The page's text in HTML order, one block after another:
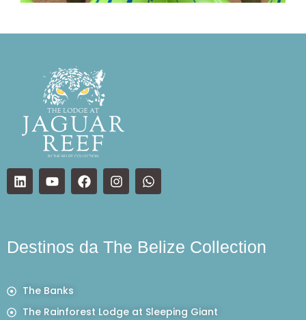
Destinos da The Belize Collection
The Banks
The Rainforest Lodge at Sleeping Giant